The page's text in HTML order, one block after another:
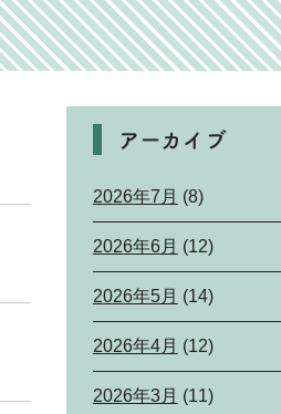
アーカイブ
2026年7月 (8)
2026年6月 (12)
2026年5月 (14)
2026年4月 (12)
2026年3月 (11)